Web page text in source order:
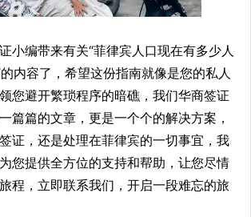
小编带来有关“菲律宾人口现在有多少人
内容了，希望这份指南就像是您的私人
您避开繁琐程序的暗礁，我们华商签证
篇篇的文章，更是一个个的解决方案，
证，还是处理在菲律宾的一切事宜，我
您提供全方位的支持和帮助，让您尽情
程，立即联系我们，开启一段难忘的旅